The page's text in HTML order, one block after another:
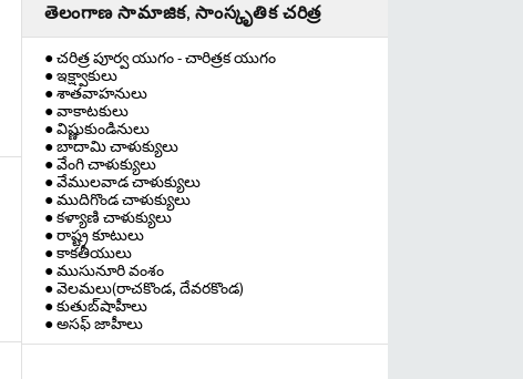
తెలంగాణ సామాజిక, సాంస్కృతిక చరిత్ర
● చరిత్ర పూర్వ యుగం - చారిత్రక యుగం
● ఇక్ష్వాకులు
● శాతవాహనులు
● వాకాటకులు
● విష్ణుకుండినులు
● బాదామి చాళుక్యులు
● వేంగి చాళుక్యులు
● వేములవాడ చాళుక్యులు
● ముదిగొండ చాళుక్యులు
● కళ్యాణి చాళుక్యులు
● రాష్ట్ర కూటులు
● కాకతీయులు
● ముసునూరి వంశం
● వెలమలు(రాచకొండ, దేవరకొండ)
● కుతుబ్‌షాహీలు
● అసఫ్ జాహీలు